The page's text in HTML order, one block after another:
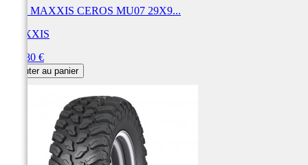
Pneu MAXXIS CEROS MU07 29X9...
MAXXIS
287,80 €
Ajouter au panier